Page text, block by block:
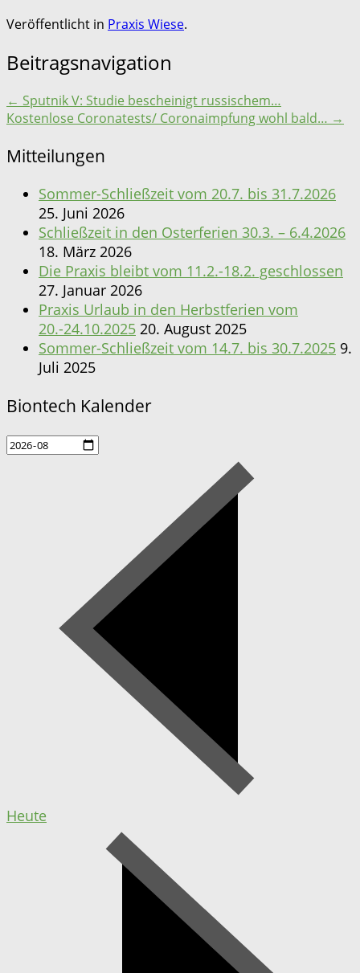
Veröffentlicht in Praxis Wiese.
Beitragsnavigation
← Sputnik V: Studie bescheinigt russischem…
Kostenlose Coronatests/ Coronaimpfung wohl bald… →
Mitteilungen
Sommer-Schließzeit vom 20.7. bis 31.7.2026
25. Juni 2026
Schließzeit in den Osterferien 30.3. – 6.4.2026
18. März 2026
Die Praxis bleibt vom 11.2.-18.2. geschlossen
27. Januar 2026
Praxis Urlaub in den Herbstferien vom
20.-24.10.2025 20. August 2025
Sommer-Schließzeit vom 14.7. bis 30.7.2025 9.
Juli 2025
Biontech Kalender
Heute